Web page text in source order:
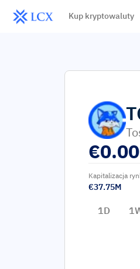
Kup kryptowaluty
€
Kapitalizacja
€37.75M
1D